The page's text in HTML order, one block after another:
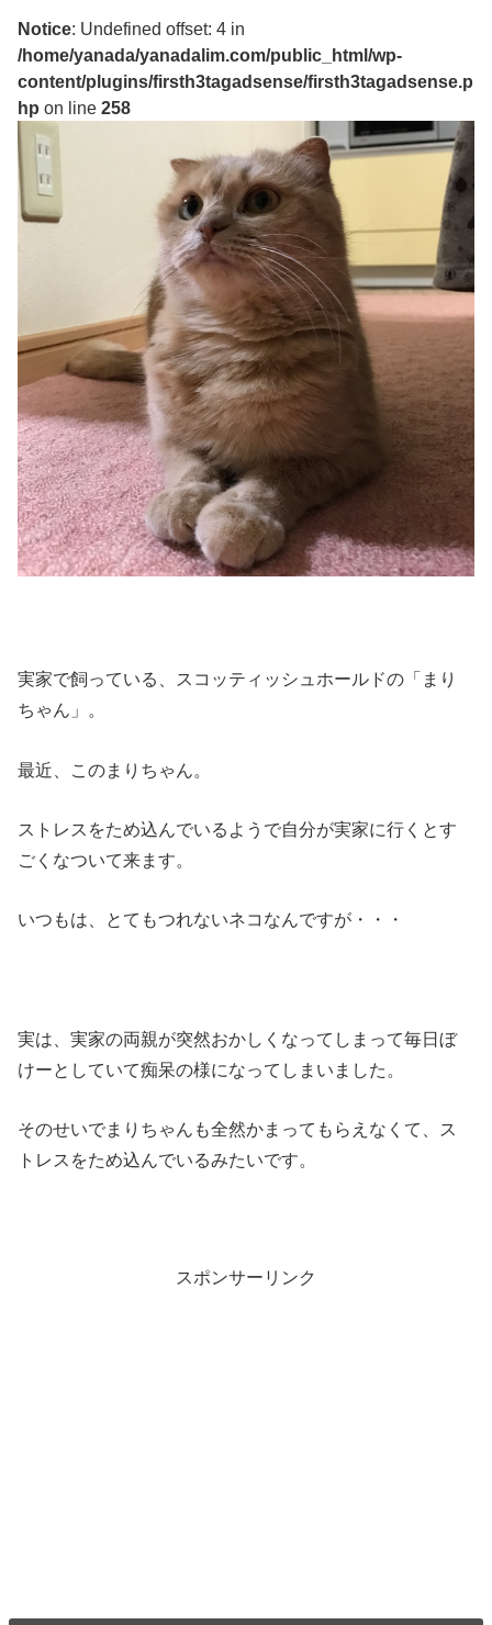
Notice: Undefined offset: 4 in
/home/yanada/yanadalim.com/public_html/wp-
content/plugins/firsth3tagadsense/firsth3tagadsense.p
hp on line258
実家で飼っている、スコッティッシュホールドの「まり
ちゃん」。
最近、このまりちゃん。
ストレスをため込んでいるようで自分が実家に行くとす
ごくなついて来ます。
いつもは、とてもつれないネコなんですが・・・
実は、実家の両親が突然おかしくなってしまって毎日ぼ
けーとしていて痴呆の様になってしまいました。
そのせいでまりちゃんも全然かまってもらえなくて、ス
トレスをため込んでいるみたいです。
スポンサーリンク